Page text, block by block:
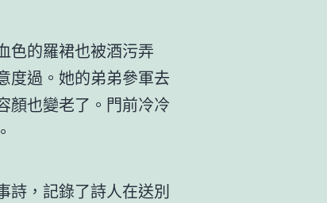
色的羅裙也被酒污弄
度過。她的弟弟參軍去
顏也變老了。門前冷冷
詩，記錄了詩人在送別